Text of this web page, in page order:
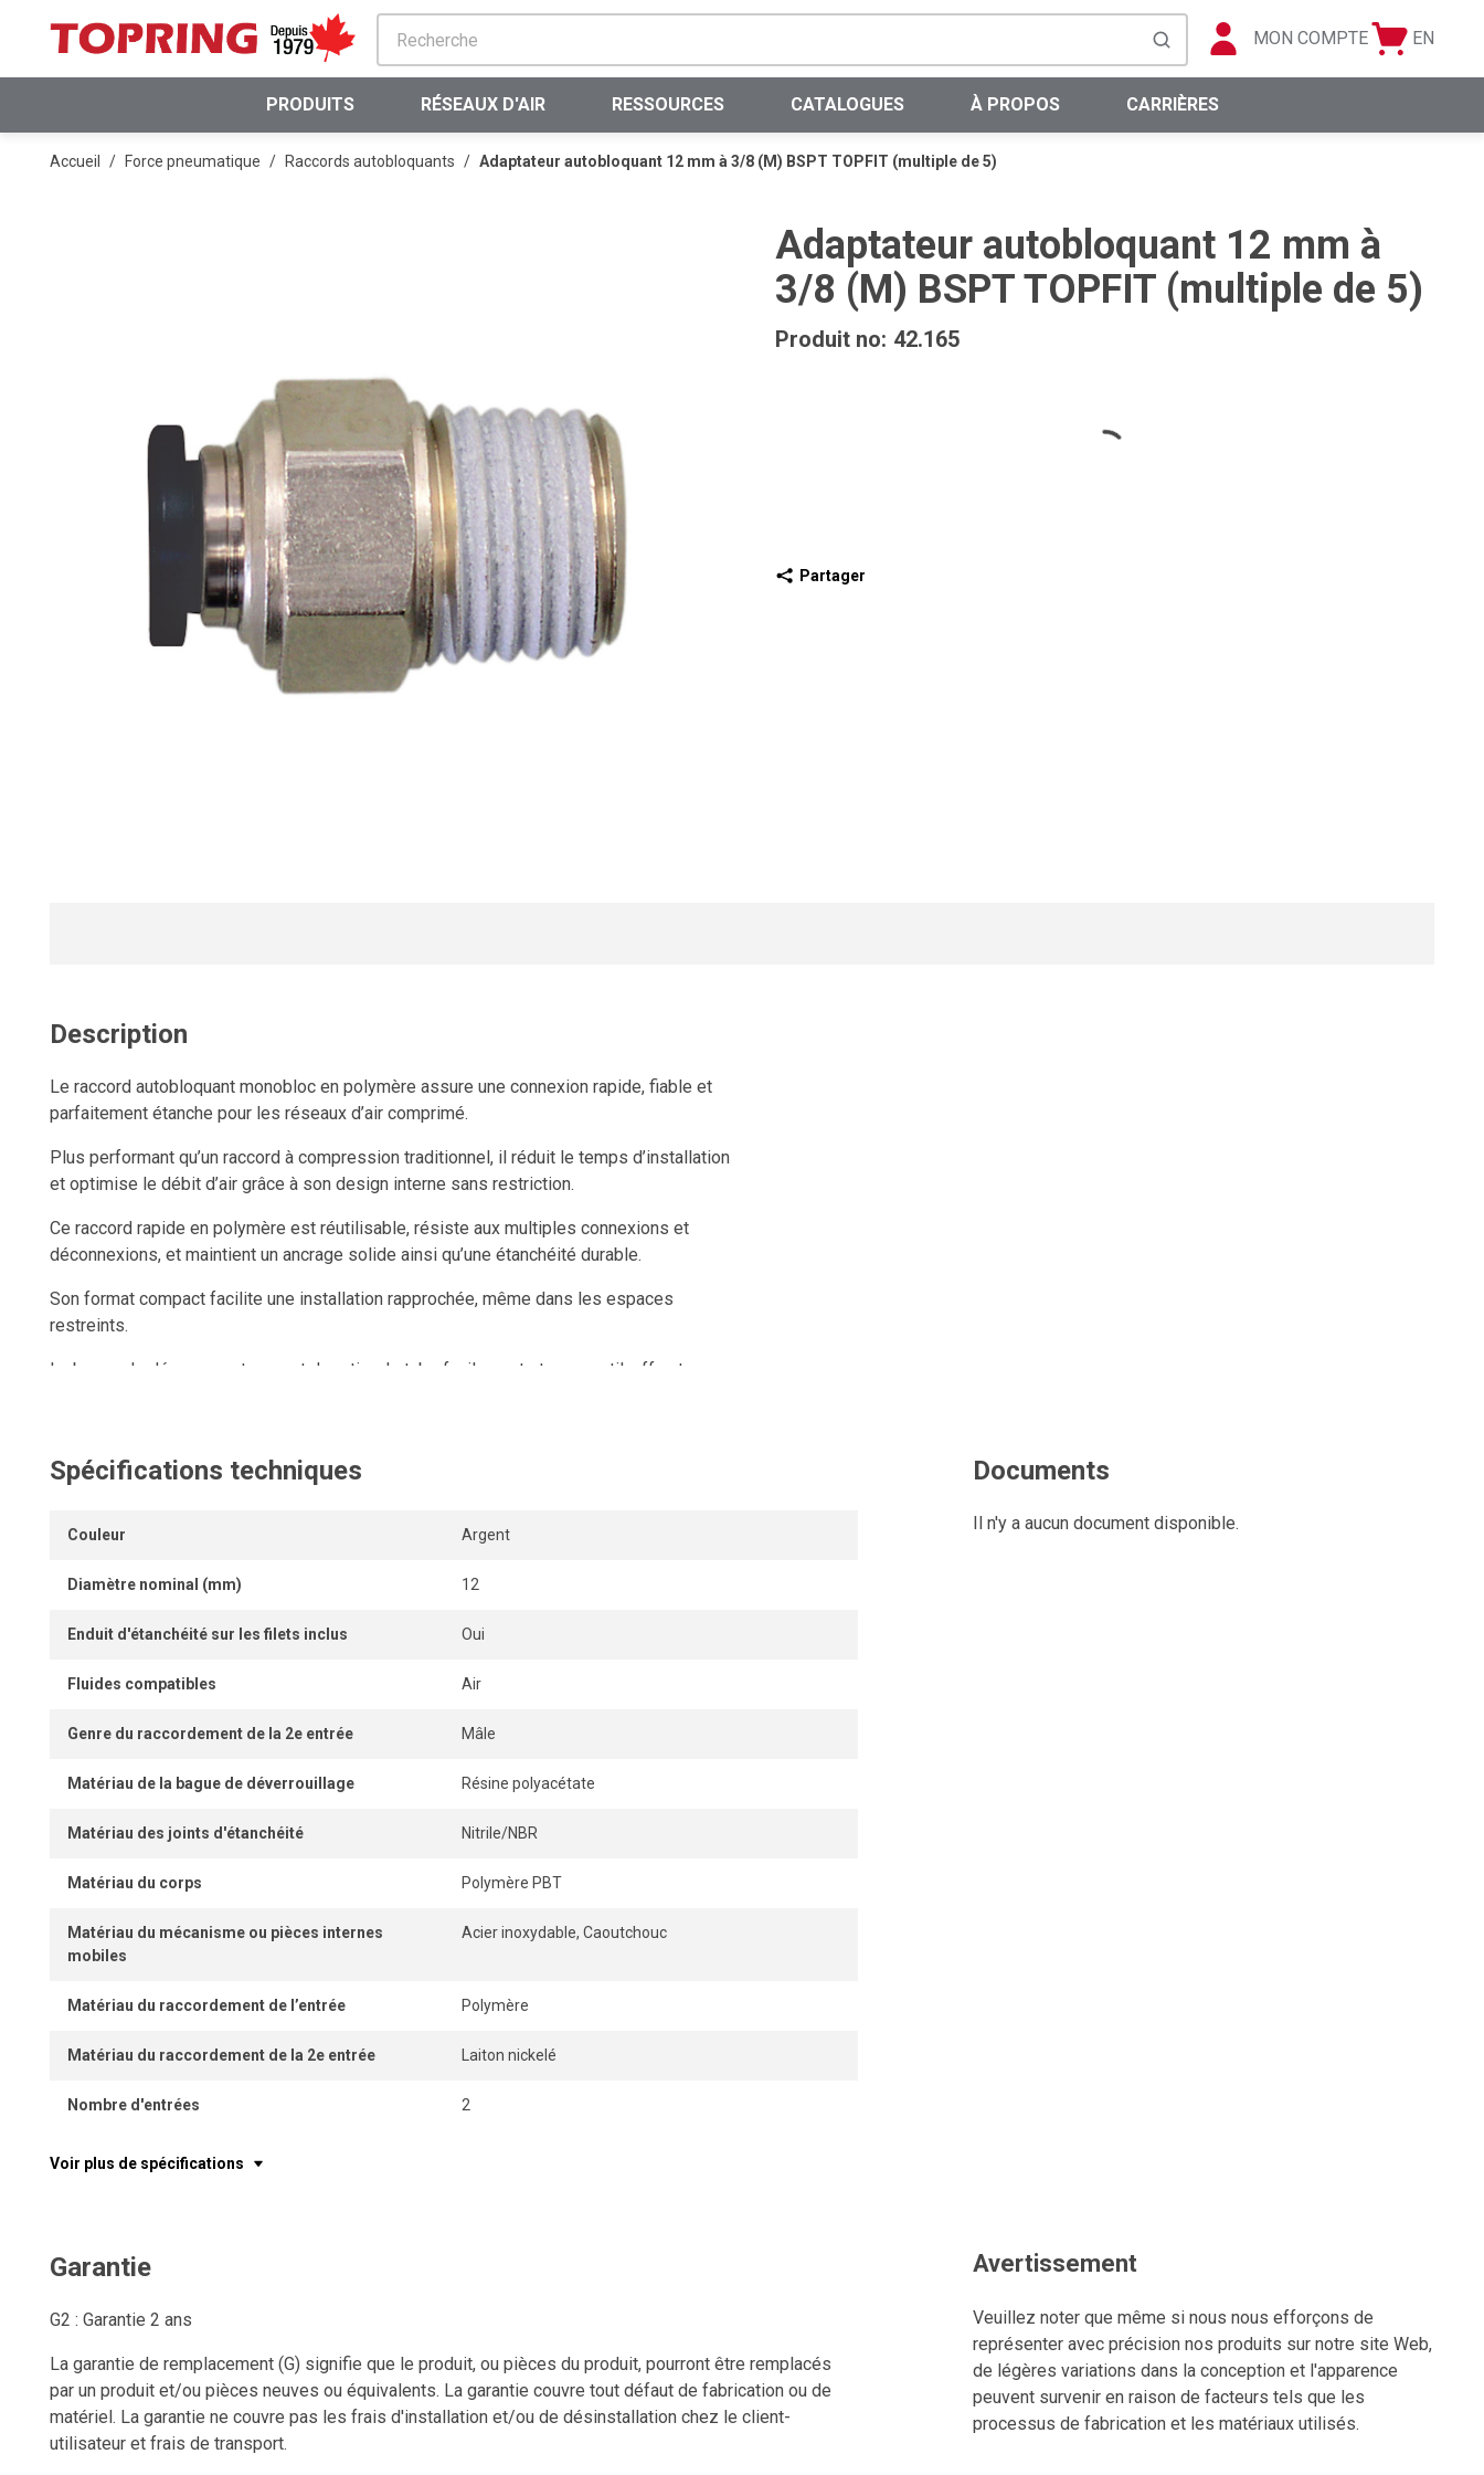
PASSER AU CONTENU PRINCIPAL
soumettre la recherche
MON COMPTE
Panier
Langue
EN
PRODUITS RÉSEAUX D'AIR RESSOURCES CATALOGUES À PROPOS CARRIÈRES
Accueil / Force pneumatique / Raccords autobloquants / Adaptateur autobloquant 12 mm à 3/8 (M) BSPT TOPFIT (multiple de 5)
Adaptateur autobloquant 12 mm à
3/8 (M) BSPT TOPFIT (multiple de 5)
Produit no: 42.165
Partager
Description
Le raccord autobloquant monobloc en polymère assure une connexion rapide, fiable et
parfaitement étanche pour les réseaux d’air comprimé.
Plus performant qu’un raccord à compression traditionnel, il réduit le temps d’installation
et optimise le débit d’air grâce à son design interne sans restriction.
Ce raccord rapide en polymère est réutilisable, résiste aux multiples connexions et
déconnexions, et maintient un ancrage solide ainsi qu’une étanchéité durable.
Son format compact facilite une installation rapprochée, même dans les espaces
restreints.
La bague de dégagement permet de retirer le tube facilement et sans outil, offrant une
Spécifications techniques
Couleur Argent
Diamètre nominal (mm) 12
Enduit d'étanchéité sur les filets inclus Oui
Fluides compatibles Air
Genre du raccordement de la 2e entrée Mâle
Matériau de la bague de déverrouillage Résine polyacétate
Matériau des joints d'étanchéité Nitrile/NBR
Matériau du corps Polymère PBT
Matériau du mécanisme ou pièces internes
mobiles
Acier inoxydable, Caoutchouc
Matériau du raccordement de l’entrée Polymère
Matériau du raccordement de la 2e entrée Laiton nickelé
Nombre d'entrées 2
Voir plus de spécifications
Documents
Il n'y a aucun document disponible.
Garantie
G2 : Garantie 2 ans
La garantie de remplacement (G) signifie que le produit, ou pièces du produit, pourront être remplacés
par un produit et/ou pièces neuves ou équivalents. La garantie couvre tout défaut de fabrication ou de
matériel. La garantie ne couvre pas les frais d'installation et/ou de désinstallation chez le client-
utilisateur et frais de transport.
Avertissement
Veuillez noter que même si nous nous efforçons de
représenter avec précision nos produits sur notre site Web,
de légères variations dans la conception et l'apparence
peuvent survenir en raison de facteurs tels que les
processus de fabrication et les matériaux utilisés.